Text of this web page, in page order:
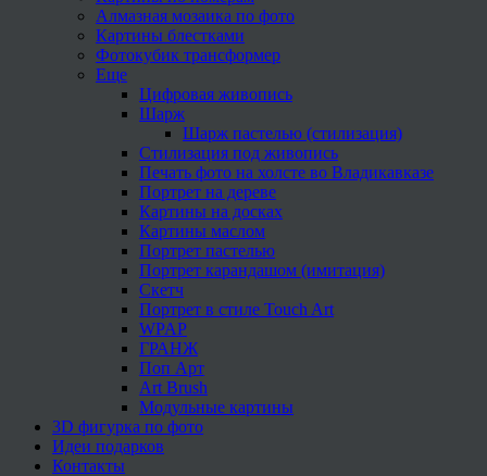
Алмазная мозаика по фото
Картины блестками
Фотокубик трансформер
Еще
Цифровая живопись
Шарж
Шарж пастелью (стилизация)
Стилизация под живопись
Печать фото на холсте во Владикавказе
Портрет на дереве
Картины на досках
Картины маслом
Портрет пастелью
Портрет карандашом (имитация)
Скетч
Портрет в стиле Touch Art
WPAP
ГРАНЖ
Поп Арт
Art Brush
Модульные картины
3D фигурка по фото
Идеи подарков
Контакты